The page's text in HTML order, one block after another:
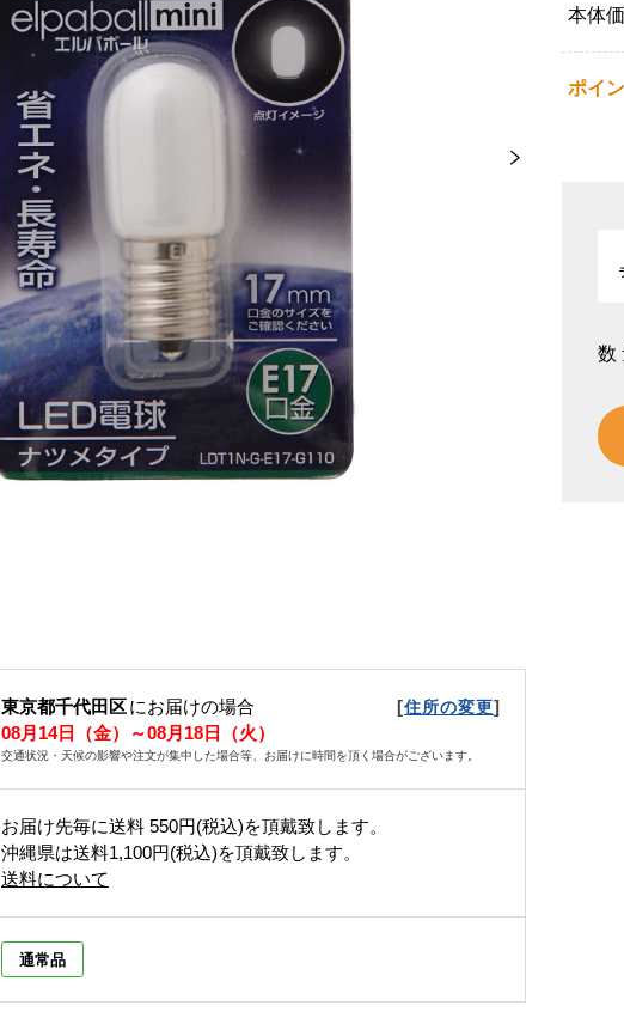
東京都千代田区にお届けの場合 [住所の変更]
08月14日（金）～08月18日（火）
交通状況・天候の影響や注文が集中した場合等、お届けに時間を頂く場合がございます。
お届け先毎に送料 550円(税込)を頂戴致します。
沖縄県は送料1,100円(税込)を頂戴致します。
送料について
通常品
本体
ポイ
数